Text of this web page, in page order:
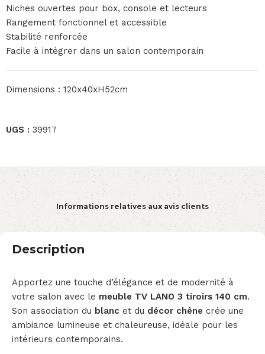
Niches ouvertes pour box, console et lecteurs
Rangement fonctionnel et accessible
Stabilité renforcée
Facile à intégrer dans un salon contemporain
Dimensions : 120x40xH52cm
UGS : 39917
Informations relatives aux avis clients
Description
Apportez une touche d’élégance et de modernité à
votre salon avec le meuble TV LANO 3 tiroirs 140 cm.
Son association du blanc et du décor chêne crée une
ambiance lumineuse et chaleureuse, idéale pour les
intérieurs contemporains.